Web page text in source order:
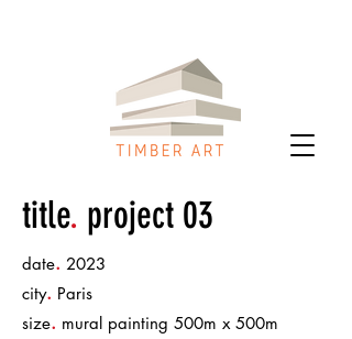
title. project 03
date. 2023
city. Paris
size. mural painting 500m x 500m